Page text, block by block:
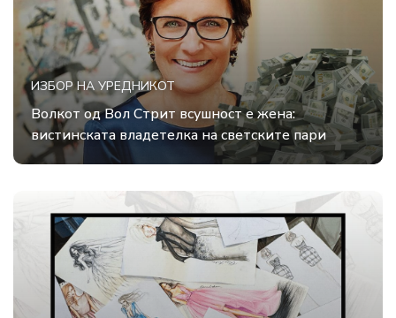
ИЗБОР НА УРЕДНИКОТ
Волкот од Вол Стрит всушност е жена:
вистинската владетелка на светските пари